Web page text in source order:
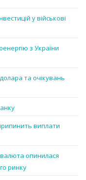
у військові
з України
та очікувань
виплати
опинилася
ринку